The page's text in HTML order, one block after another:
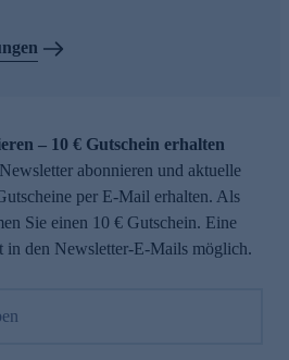
– 10 € Gutschein erhalten
abonnieren und aktuelle
per E-Mail erhalten. Als
Sie einen 10 € Gutschein. Eine
in den Newsletter-E-Mails möglich.